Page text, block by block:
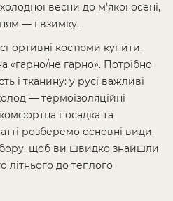
весни до м’якої осені,
— і взимку.
костюми купити,
«гарно/не гарно». Потрібно
і тканину: у русі важливі
— термоізоляційні
посадка та
розберемо основні види,
щоб ви швидко знайшли
літнього до теплого